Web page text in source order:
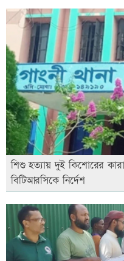
শিশু হত্যায় দুই কিশোরের
বিটিআরসিকে নির্দেশ